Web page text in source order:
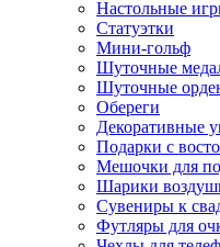
Настольные
Статуэтки
Мини-гольф
Шуточные
Шуточные
Обереги
Декоративные
Подарки с
Мешочки для
Шарики
Сувениры к
Футляры для